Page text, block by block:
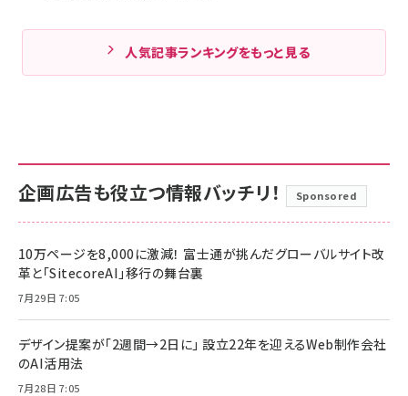
人気記事ランキングをもっと見る
企画広告も役立つ情報バッチリ！ Sponsored
10万ページを8,000に激減！ 富士通が挑んだグローバルサイト改
革と「SitecoreAI」移行の舞台裏
7月29日 7:05
デザイン提案が「2週間→2日に」 設立22年を迎えるWeb制作会社
のAI活用法
7月28日 7:05